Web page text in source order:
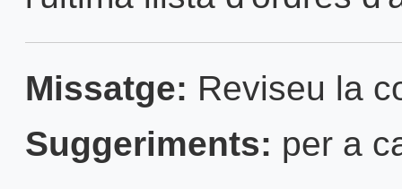
Missatge: Reviseu la
Suggeriments: per a